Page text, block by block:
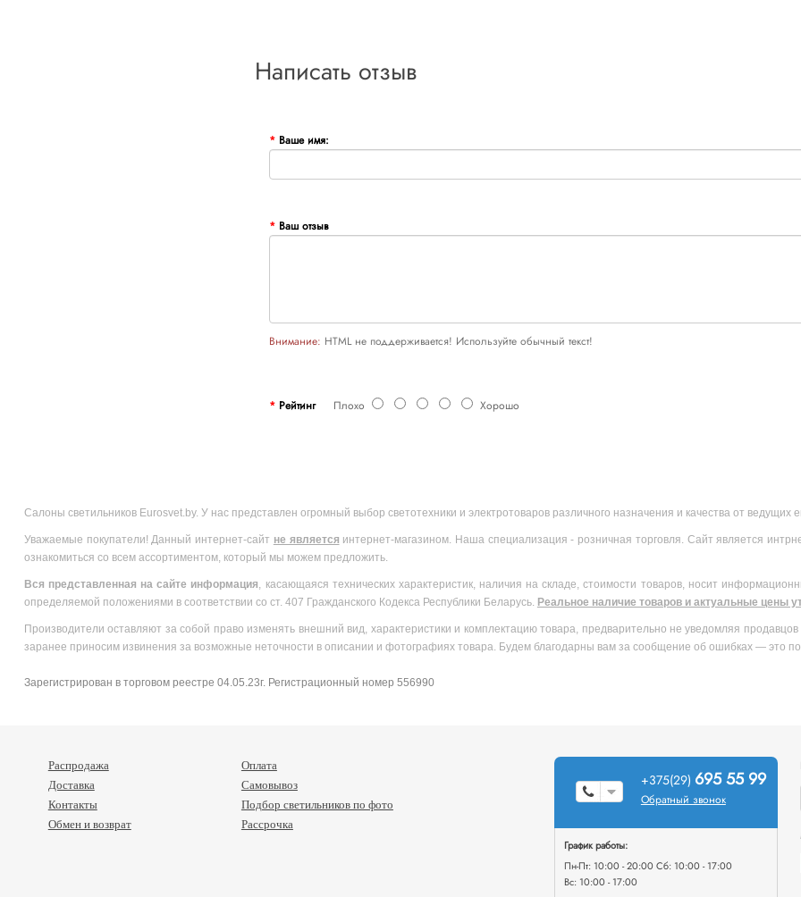
Написать отзыв
Ваше имя:
Ваш отзыв
Внимание: HTML не поддерживается! Используйте обычный текст!
РейтингПлохо Хорошо
Салоны светильников Eurosvet.by. У нас представлен огромный выбор светотехники и электротоваров различного назначения и качества от ведущих
Уважаемые покупатели! Данный интернет-сайт не является интернет-магазином. Наша специализация - розничная торговля. Сайт является
ознакомиться со всем ассортиментом, который мы можем предложить.
Вся представленная на сайте информация , касающаяся технических характеристик, наличия на складе, стоимости товаров, носит
определяемой положениями в соответствии со ст. 407 Гражданского Кодекса Республики Беларусь. Реальное наличие товаров и актуальные цены
Производители оставляют за собой право изменять внешний вид, характеристики и комплектацию товара, предварительно не уведомляя
заранее приносим извинения за возможные неточности в описании и фотографиях товара. Будем благодарны вам за сообщение об ошибках — это
Зарегистрирован в торговом реестре 04.05.23г. Регистрационный номер 556990
Распродажа
Оплата
Доставка
Самовывоз
Контакты
Подбор светильников по фото
Обмен и возврат
Рассрочка
+375(29) 695 55 99
Обратный звонок
График работы:
Пн-Пт: 10:00 - 20:00 Сб: 10:00 - 17:00
Вс: 10:00 - 17:00